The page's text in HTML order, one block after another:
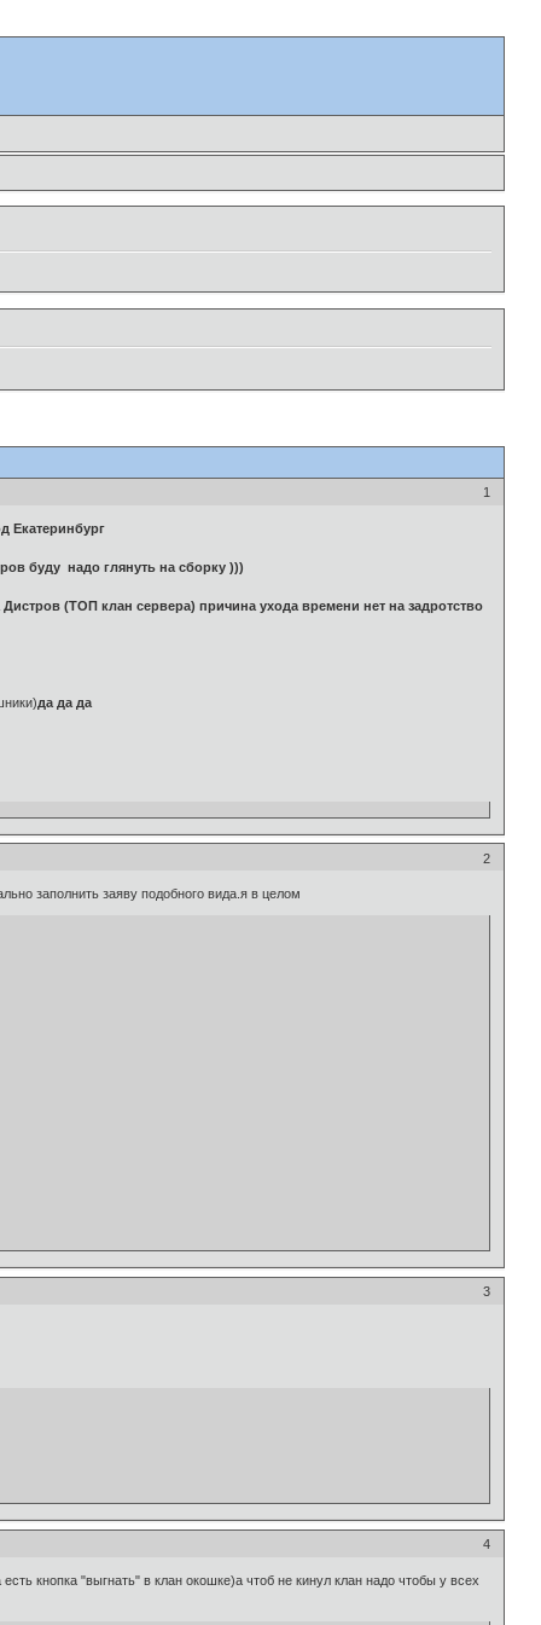
1
Екатеринбург
буду надо глянуть на сборку )))
(ТОП клан сервера) причина ухода времени нет на задротство
да да да
2
заполнить заяву подобного вида.я в целом
3
4
кнопка "выгнать" в клан окошке)а чтоб не кинул клан надо чтобы у всех